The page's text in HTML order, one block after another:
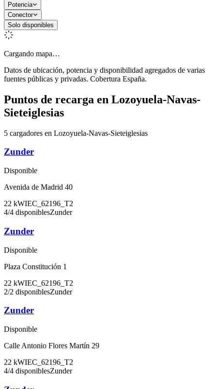
Potencia
Conector
Solo disponibles
Cargando mapa…
Datos de ubicación, potencia y disponibilidad agregados de varias
fuentes públicas y privadas. Cobertura España.
Puntos de recarga en Lozoyuela-Navas-
Sieteiglesias
5 cargadores en Lozoyuela-Navas-Sieteiglesias
Zunder
Disponible
Avenida de Madrid 40
22 kWIEC_62196_T2
4/4 disponiblesZunder
Zunder
Disponible
Plaza Constitución 1
22 kWIEC_62196_T2
2/2 disponiblesZunder
Zunder
Disponible
Calle Antonio Flores Martín 29
22 kWIEC_62196_T2
4/4 disponiblesZunder